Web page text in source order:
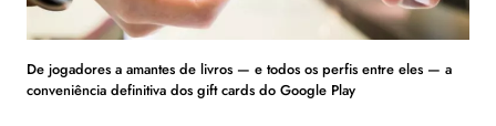
De jogadores a amantes de livros — e todos os perfis entre eles — a
conveniência definitiva dos gift cards do Google Play